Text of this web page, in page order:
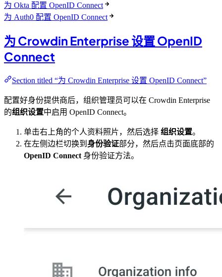
为 Okta 配置 OpenID Connect
为 Auth0 配置 OpenID Connect
为 Crowdin Enterprise 设置 OpenID
Connect
Section titled “为 Crowdin Enterprise 设置 OpenID Connect”
配置好身份提供商后，组织管理员可以在 Crowdin Enterprise
的组织设置中启用 OpenID Connect。
单击右上角的个人资料照片，然后选择 组织设置。
在左侧边栏切换到 身份验证部分，然后点击页面底部的
OpenID Connect 身份验证方法。